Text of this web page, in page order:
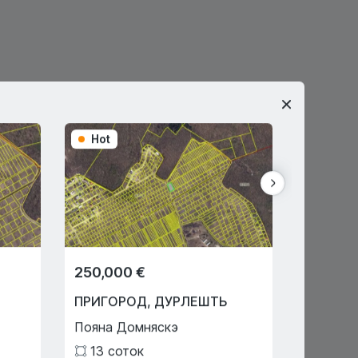
Hot
250,000 €
ПРИГОРОД, ДУРЛЕШТЬ
Пояна Домняскэ
13 соток